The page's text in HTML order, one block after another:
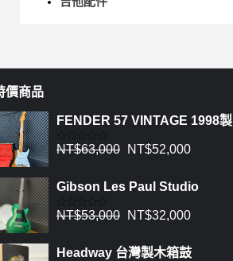
價商品
FENDER 57 VINTAGE 1998製
評
分
NT$63,000 NT$52,000
Gibson Les Paul Studio
評
分
NT$53,000 NT$32,000
Headway 台灣製木箱鼓